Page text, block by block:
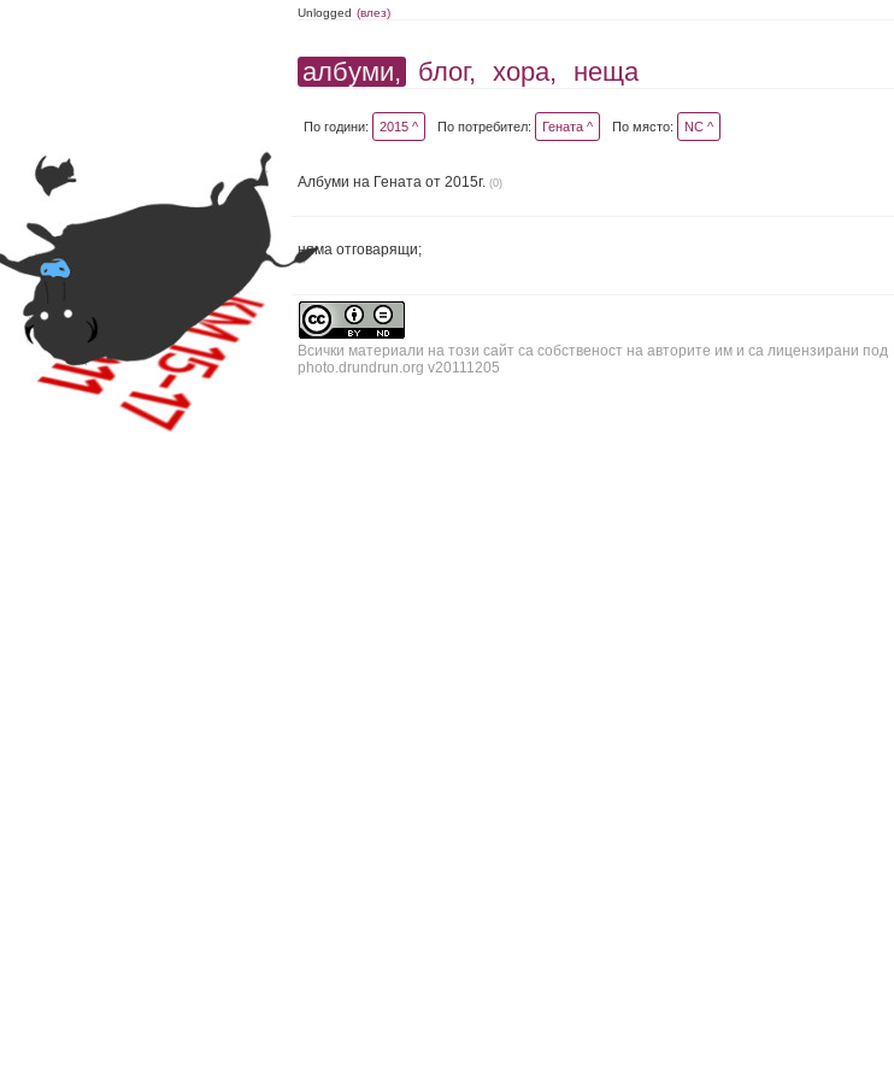
Unlogged (влез)
албуми, блог, хора, неща
По години: 2015 ^ По потребител: Гената ^ По място: NC ^
Албуми на Гената от 2015г. (0)
няма отговарящи;
Всички материали на този сайт са собственост на авторите им и са лицензирани под
photo.drundrun.org v20111205